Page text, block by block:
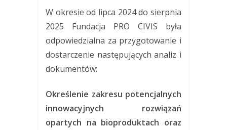
W okresie od lipca 2024 do sierpnia
2025 Fundacja PRO CIVIS była
odpowiedzialna za przygotowanie i
dostarczenie następujących analiz i
dokumentów:
Określenie zakresu potencjalnych
innowacyjnych rozwiązań
opartych na bioproduktach oraz